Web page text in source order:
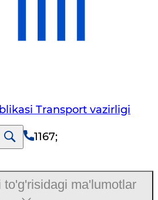
Transport vazirligi
1167;